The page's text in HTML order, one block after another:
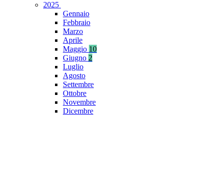
2025
Gennaio
Febbraio
Marzo
Aprile
Maggio 10
Giugno 2
Luglio
Agosto
Settembre
Ottobre
Novembre
Dicembre